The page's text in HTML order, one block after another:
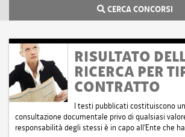
CERCA CONCORSI
RISULTATO
RICERCA PER
CONTRATTO
I testi pubblicati costituiscono
consultazione documentale privo di qualsiasi
responsabilità degli stessi è in capo all'Ente che